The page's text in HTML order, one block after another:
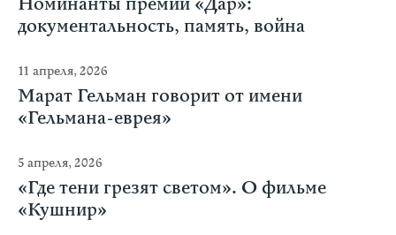
документальность, память, война
11 апреля, 2026
Марат Гельман говорит от имени
«Гельмана-еврея»
5 апреля, 2026
«Где тени грезят светом». О фильме
«Кушнир»